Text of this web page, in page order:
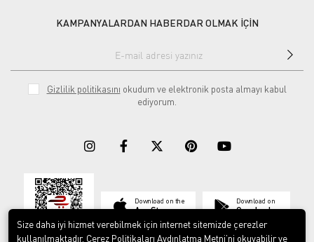
KAMPANYALARDAN HABERDAR OLMAK İÇİN
Gizlilik politikasını okudum ve elektronik posta almayı kabul
ediyorum.
Download on the
App Store
Download on
Google play
Size daha iyi hizmet verebilmek için internet sitemizde çerezler
kullanılmaktadır. Çerez Politikaları Aydınlatma Metni’ni okuyabilir ve